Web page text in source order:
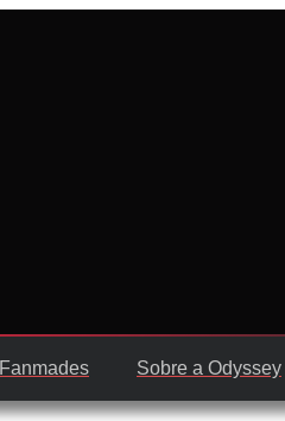
Fanmades Sobre a Odyssey